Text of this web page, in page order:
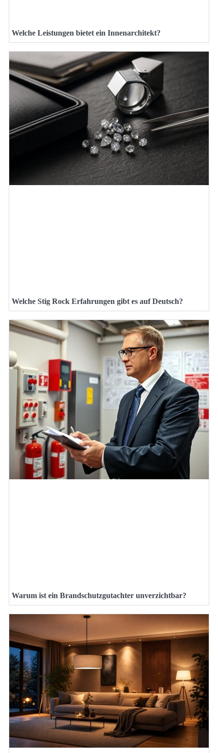
Welche Leistungen bietet ein Innenarchitekt?
Welche Stig Rock Erfahrungen gibt es auf Deutsch?
Warum ist ein Brandschutzgutachter unverzichtbar?